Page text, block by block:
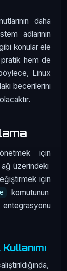
daha
adlarının
konular ele
pratik hem de
Linux
becerilerini
için
üzerindeki
için
komutunun
entegrasyonu